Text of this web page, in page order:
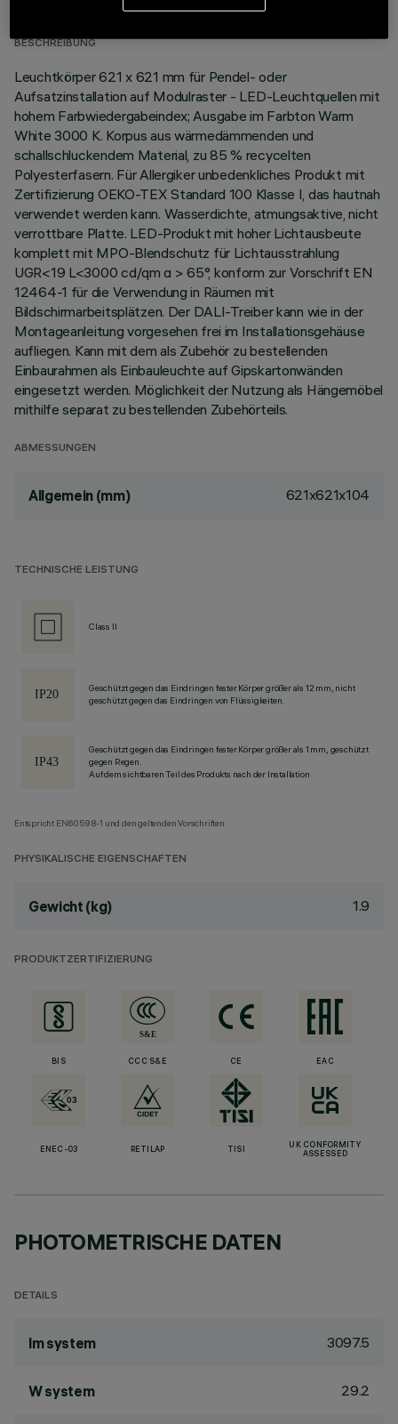
BESCHREIBUNG
Leuchtkörper 621 x 621 mm für Pendel- oder
Aufsatzinstallation auf Modulraster - LED-Leuchtquellen mit
hohem Farbwiedergabeindex; Ausgabe im Farbton Warm
White 3000 K. Korpus aus wärmedämmenden und
schallschluckendem Material, zu 85 % recycelten
Polyesterfasern. Für Allergiker unbedenkliches Produkt mit
Zertifizierung OEKO-TEX Standard 100 Klasse I, das hautnah
verwendet werden kann. Wasserdichte, atmungsaktive, nicht
verrottbare Platte. LED-Produkt mit hoher Lichtausbeute
komplett mit MPO-Blendschutz für Lichtausstrahlung
UGR<19 L<3000 cd/qm α > 65°, konform zur Vorschrift EN
12464-1 für die Verwendung in Räumen mit
Bildschirmarbeitsplätzen. Der DALI-Treiber kann wie in der
Montageanleitung vorgesehen frei im Installationsgehäuse
aufliegen. Kann mit dem als Zubehör zu bestellenden
Einbaurahmen als Einbauleuchte auf Gipskartonwänden
eingesetzt werden. Möglichkeit der Nutzung als Hängemöbel
mithilfe separat zu bestellenden Zubehörteils.
ABMESSUNGEN
Allgemein (mm) 621x621x104
TECHNISCHE LEISTUNG
Class II
Geschützt gegen das Eindringen fester Körper größer als 12 mm, nicht
geschützt gegen das Eindringen von Flüssigkeiten.
Geschützt gegen das Eindringen fester Körper größer als 1 mm, geschützt
gegen Regen.
Auf dem sichtbaren Teil des Produkts nach der Installation
Entspricht EN60598-1 und den geltenden Vorschriften.
PHYSIKALISCHE EIGENSCHAFTEN
Gewicht (kg) 1.9
PRODUKTZERTIFIZIERUNG
BIS CCC S&E CE EAC
ENEC-03 RETILAP TISI
UK CONFORMITY
ASSESSED
PHOTOMETRISCHE DATEN
DETAILS
lm system 3097.5
W system 29.2